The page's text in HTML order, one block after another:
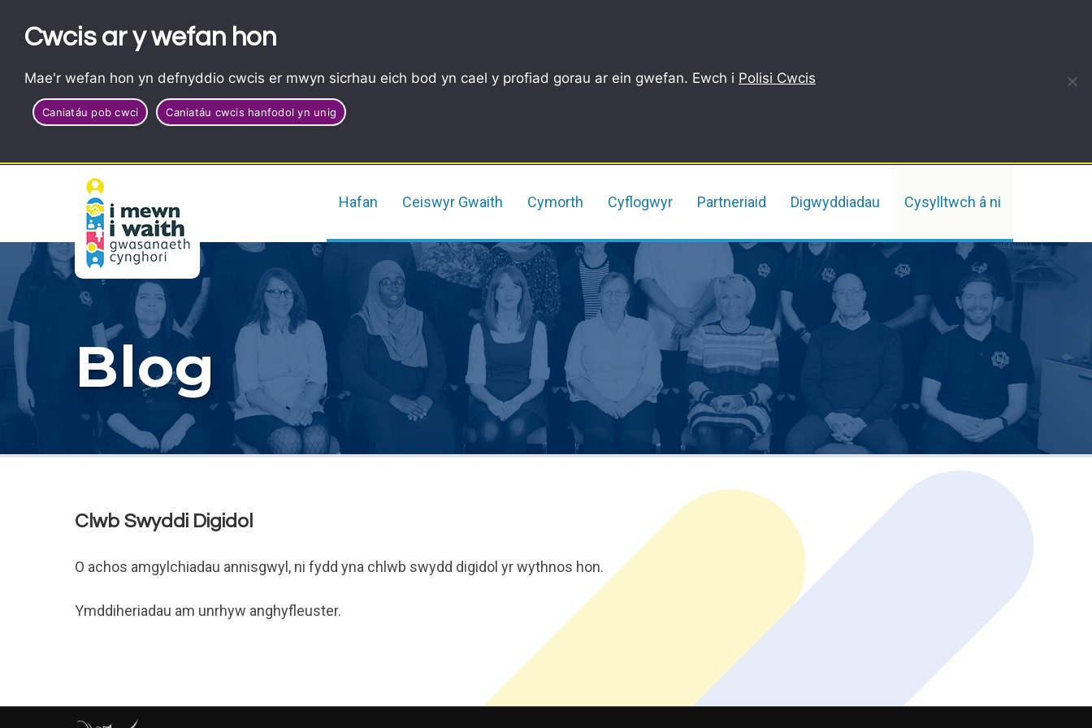
Cwcis ar y wefan hon
Mae'r wefan hon yn defnyddio cwcis er mwyn sicrhau eich bod yn cael y profiad gorau ar ein gwefan. Ewch i Polisi Cwcis
Caniatáu pob cwci Caniatáu cwcis hanfodol yn unig
Hafan Ceiswyr Gwaith Cymorth Cyflogwyr Partneriaid Digwyddiadau Cysylltwch â ni
Blog
Clwb Swyddi Digidol
O achos amgylchiadau annisgwyl, ni fydd yna chlwb swydd digidol yr wythnos hon.
Ymddiheriadau am unrhyw anghyfleuster.